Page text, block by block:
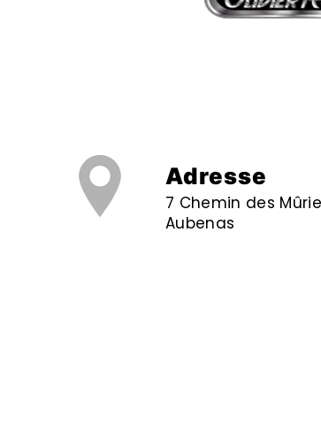
Adresse
7 Chemin des
Aubenas